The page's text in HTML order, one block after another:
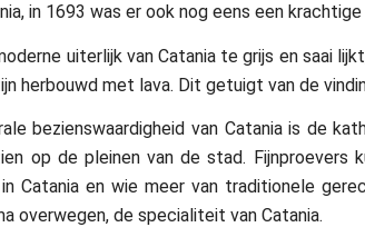
in 1693 was er ook nog eens een krachtige
uiterlijk van Catania te grijs en saai
herbouwd met lava. Dit getuigt van de
bezienswaardigheid van Catania is de
op de pleinen van de stad. Fijnproevers
Catania en wie meer van traditionele
overwegen, de specialiteit van Catania.